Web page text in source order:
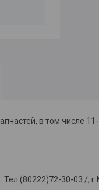
в том числе
30-03 /;